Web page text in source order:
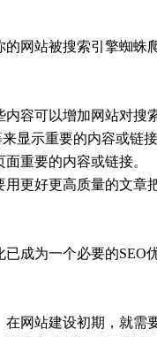
网站被搜索引擎蜘蛛
容可以增加网站对搜
来显示重要的内容或链
重要的内容或链接。
更好更高质量的文章
成为一个必要的SEO
网站建设初期，就